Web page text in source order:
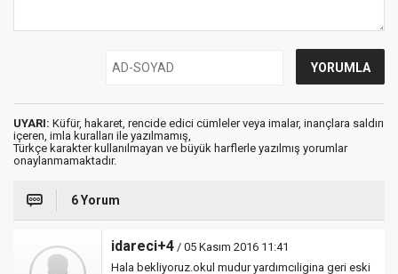
UYARI: Küfür, hakaret, rencide edici cümleler veya imalar, inançlara saldırı
içeren, imla kuralları ile yazılmamış,
Türkçe karakter kullanılmayan ve büyük harflerle yazılmış yorumlar
onaylanmamaktadır.
6 Yorum
idareci+4 / 05 Kasım 2016 11:41
Hala bekliyoruz.okul mudur yardımcıligina geri eski